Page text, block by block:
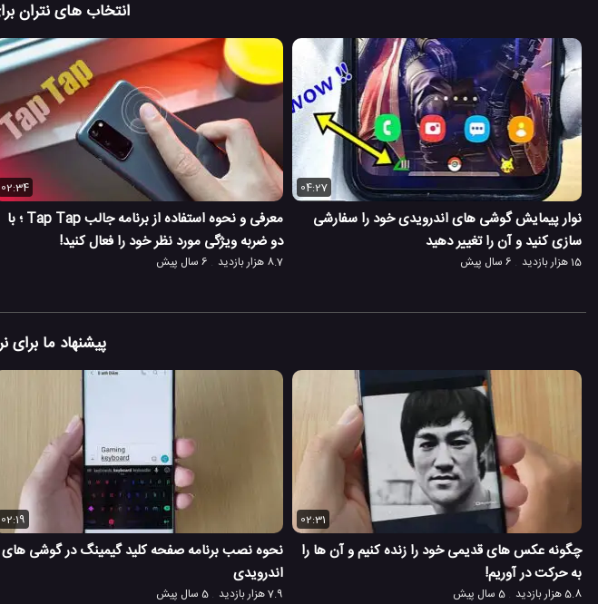
انتخاب های نتران
04:27
نوار پیمایش گوشی های اندرویدی خود را سفارشی
سازی کنید و آن را تغییر دهید
15 هزار بازدید 6 سال پیش
02:34
معرفی و نحوه استفاده از برنامه جالب Tap Tap ؛ با
دو ضربه ویژگی مورد نظر خود را فعال کنید!
8.7 هزار بازدید 6 سال پیش
پیشنهاد ما برای
02:31
چگونه عکس های قدیمی خود را زنده کنیم و آن ها را
به حرکت در آوریم!
5.8 هزار بازدید 5 سال پیش
02:19
نحوه نصب برنامه صفحه کلید گیمینگ در گوشی های
اندرویدی
7.9 هزار بازدید 5 سال پیش